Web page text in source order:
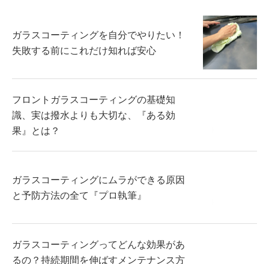
ガラスコーティングを自分でやりたい！
失敗する前にこれだけ知れば安心
フロントガラスコーティングの基礎知
識、実は撥水よりも大切な、『ある効
果』とは？
ガラスコーティングにムラができる原因
と予防方法の全て『プロ執筆』
ガラスコーティングってどんな効果があ
るの？持続期間を伸ばすメンテナンス方